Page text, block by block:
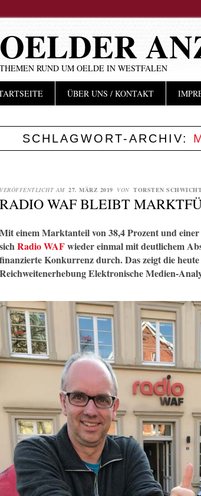
OELDER
THEMEN RUND UM OELDE IN WESTFALEN
ÜBER UNS / KONTAKT
SCHLAGWORT-ARCHIV:
VERÖFFENTLICHT AM 27. MÄRZ 2019 VON TORSTEN
RADIO WAF BLEIBT
Mit einem Marktanteil von 38,4 Prozent und
sichRadio WAFwieder einmal mit deutlichem
finanzierte Konkurrenz durch. Das zeigt die
Reichweitenerhebung Elektronische Medien-